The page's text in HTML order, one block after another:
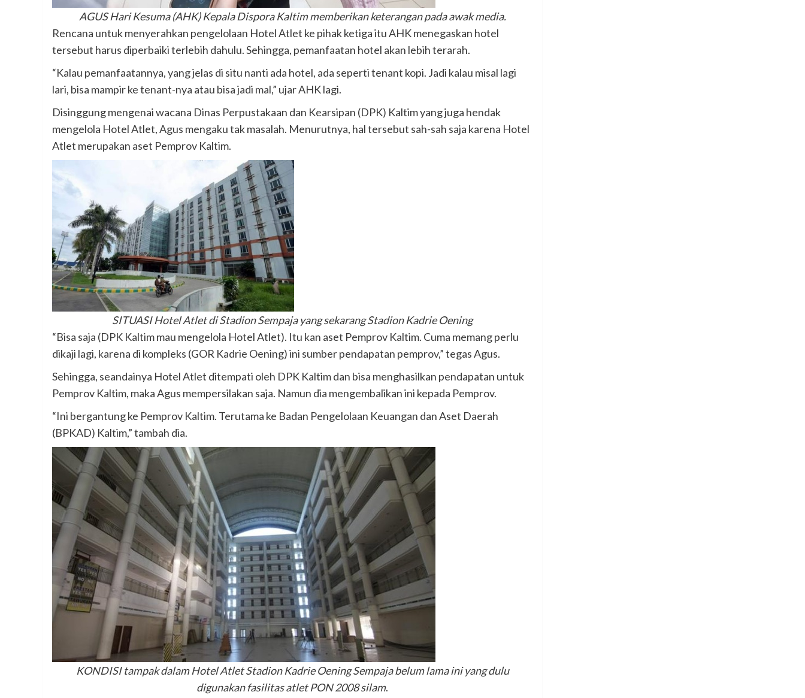
AGUS Hari Kesuma (AHK) Kepala Dispora Kaltim memberikan keterangan pada awak media.
Rencana untuk menyerahkan pengelolaan Hotel Atlet ke pihak ketiga itu AHK menegaskan hotel
tersebut harus diperbaiki terlebih dahulu. Sehingga, pemanfaatan hotel akan lebih terarah.
“Kalau pemanfaatannya, yang jelas di situ nanti ada hotel, ada seperti tenant kopi. Jadi kalau misal lagi
lari, bisa mampir ke tenant-nya atau bisa jadi mal,” ujar AHK lagi.
Disinggung mengenai wacana Dinas Perpustakaan dan Kearsipan (DPK) Kaltim yang juga hendak
mengelola Hotel Atlet, Agus mengaku tak masalah. Menurutnya, hal tersebut sah-sah saja karena Hotel
Atlet merupakan aset Pemprov Kaltim.
SITUASI Hotel Atlet di Stadion Sempaja yang sekarang Stadion Kadrie Oening
“Bisa saja (DPK Kaltim mau mengelola Hotel Atlet). Itu kan aset Pemprov Kaltim. Cuma memang perlu
dikaji lagi, karena di kompleks (GOR Kadrie Oening) ini sumber pendapatan pemprov,” tegas Agus.
Sehingga, seandainya Hotel Atlet ditempati oleh DPK Kaltim dan bisa menghasilkan pendapatan untuk
Pemprov Kaltim, maka Agus mempersilakan saja. Namun dia mengembalikan ini kepada Pemprov.
“Ini bergantung ke Pemprov Kaltim. Terutama ke Badan Pengelolaan Keuangan dan Aset Daerah
(BPKAD) Kaltim,” tambah dia.
KONDISI tampak dalam Hotel Atlet Stadion Kadrie Oening Sempaja belum lama ini yang dulu
digunakan fasilitas atlet PON 2008silam.